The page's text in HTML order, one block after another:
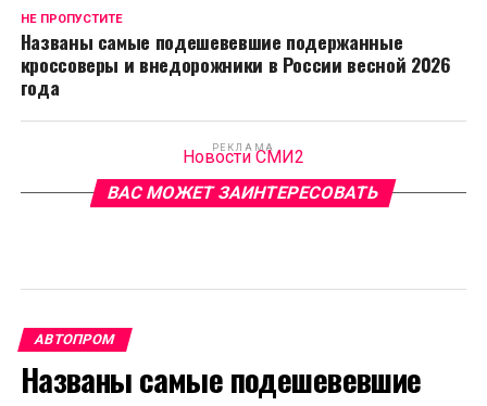
НЕ ПРОПУСТИТЕ
Названы самые подешевевшие подержанные
кроссоверы и внедорожники в России весной 2026
года
РЕКЛАМА
Новости СМИ2
ВАС МОЖЕТ ЗАИНТЕРЕСОВАТЬ
АВТОПРОМ
Названы самые подешевевшие